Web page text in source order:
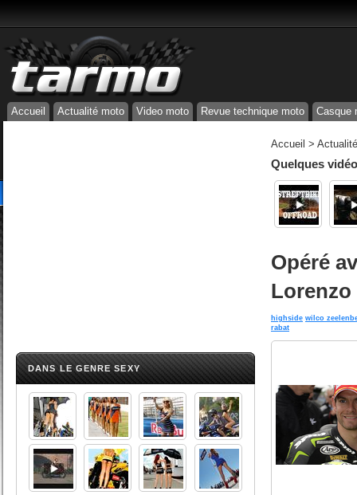
Accueil Actualité moto Video moto Revue technique moto Casque
DANS LE GENRE SEXY
Accueil >
Quelques
Opéré
Lorenzo
highside wilco
rabat